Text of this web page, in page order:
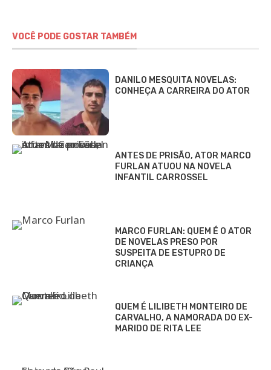
VOCÊ PODE GOSTAR TAMBÉM
DANILO MESQUITA NOVELAS:
CONHEÇA A CARREIRA DO ATOR
ANTES DE PRISÃO, ATOR MARCO
FURLAN ATUOU NA NOVELA
INFANTIL CARROSSEL
MARCO FURLAN: QUEM É O ATOR
DE NOVELAS PRESO POR
SUSPEITA DE ESTUPRO DE
CRIANÇA
QUEM É LILIBETH MONTEIRO DE
CARVALHO, A NAMORADA DO EX-
MARIDO DE RITA LEE